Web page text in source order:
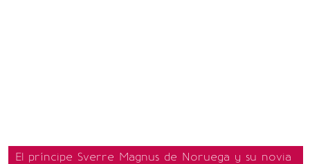
El príncipe Sverre Magnus de Noruega y su novia